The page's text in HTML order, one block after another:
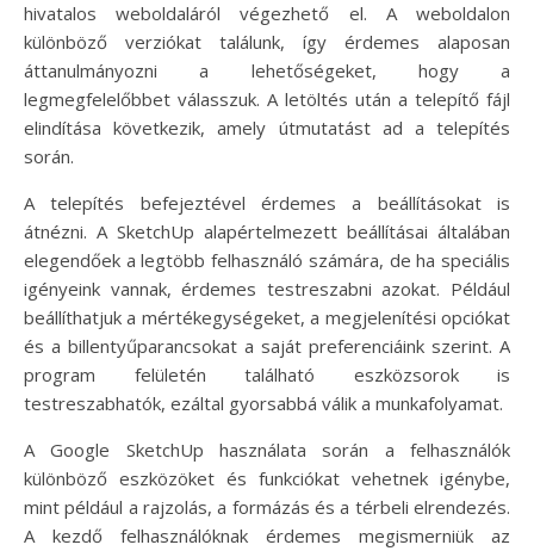
hivatalos weboldaláról végezhető el. A weboldalon
különböző verziókat találunk, így érdemes alaposan
áttanulmányozni a lehetőségeket, hogy a
legmegfelelőbbet válasszuk. A letöltés után a telepítő fájl
elindítása következik, amely útmutatást ad a telepítés
során.
A telepítés befejeztével érdemes a beállításokat is
átnézni. A SketchUp alapértelmezett beállításai általában
elegendőek a legtöbb felhasználó számára, de ha speciális
igényeink vannak, érdemes testreszabni azokat. Például
beállíthatjuk a mértékegységeket, a megjelenítési opciókat
és a billentyűparancsokat a saját preferenciáink szerint. A
program felületén található eszközsorok is
testreszabhatók, ezáltal gyorsabbá válik a munkafolyamat.
A Google SketchUp használata során a felhasználók
különböző eszközöket és funkciókat vehetnek igénybe,
mint például a rajzolás, a formázás és a térbeli elrendezés.
A kezdő felhasználóknak érdemes megismerniük az